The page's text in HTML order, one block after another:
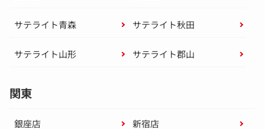
サテライト青森 サテライト秋田
サテライト山形 サテライト郡山
関東
銀座店 新宿店